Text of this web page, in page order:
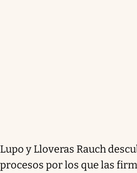
Lupo y Lloveras Rauch
procesos por los que las